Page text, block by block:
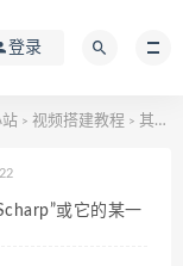
登录
站 > 视频搭建教程 > 其他教程
或它的某一